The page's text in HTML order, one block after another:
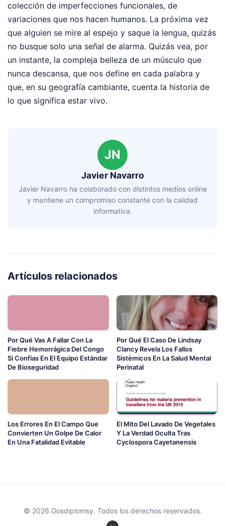
colección de imperfecciones funcionales, de
variaciones que nos hacen humanos. La próxima vez
que alguien se mire al espejo y saque la lengua, quizás
no busque solo una señal de alarma. Quizás vea, por
un instante, la compleja belleza de un músculo que
nunca descansa, que nos define en cada palabra y
que, en su geografía cambiante, cuenta la historia de
lo que significa estar vivo.
JN
Javier Navarro
Javier Navarro ha colaborado con distintos medios online
y mantiene un compromiso constante con la calidad
informativa.
Artículos relacionados
Por Qué Vas A Fallar Con La
Fiebre Hemorrágica Del Congo
Si Confías En El Equipo Estándar
De Bioseguridad
Por Qué El Caso De Lindsay
Clancy Revela Los Fallos
Sistémicos En La Salud Mental
Perinatal
Los Errores En El Campo Que
Convierten Un Golpe De Calor
En Una Fatalidad Evitable
El Mito Del Lavado De Vegetales
Y La Verdad Oculta Tras
Cyclospora Cayetanensis
© 2026 Gosdiplomsy. Todos los derechos reservados.